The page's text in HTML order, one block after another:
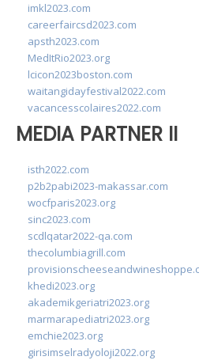
imkl2023.com
careerfaircsd2023.com
apsth2023.com
MedItRio2023.org
lcicon2023boston.com
waitangidayfestival2022.com
vacancesscolaires2022.com
MEDIA PARTNER II
isth2022.com
p2b2pabi2023-makassar.com
wocfparis2023.org
sinc2023.com
scdlqatar2022-qa.com
thecolumbiagrill.com
khedi2023.org
akademikgeriatri2023.org
marmarapediatri2023.org
emchie2023.org
girisimselradyoloji2022.org